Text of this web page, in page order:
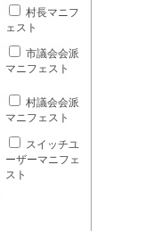
村長マニフ
ェスト
市議会会派
マニフェスト
村議会会派
マニフェスト
スイッチユ
ーザーマニフェ
スト